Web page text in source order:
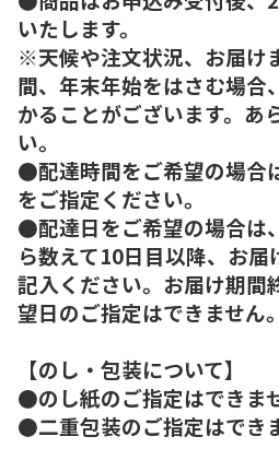
いたします。
※天候や注文状況、お届け
間、年末年始をはさむ場合
かることがございます。あ
い。
●配達時間をご希望の場合
をご指定ください。
●配達日をご希望の場合は
ら数えて10日目以降、お
記入ください。お届け期間
望日のご指定はできません。
【のし・包装について】
●のし紙のご指定はできま
●二重包装のご指定はでき